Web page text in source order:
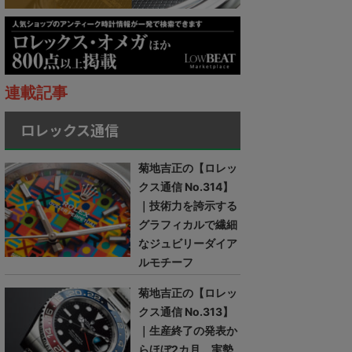
連載記事
ロレックス通信
菊地吉正の【ロレッ
クス通信 No.314】
｜技術力を誇示する
グラフィカルで繊細
なジュビリーダイア
ルモチーフ
菊地吉正の【ロレッ
クス通信 No.313】
｜生産終了の発表か